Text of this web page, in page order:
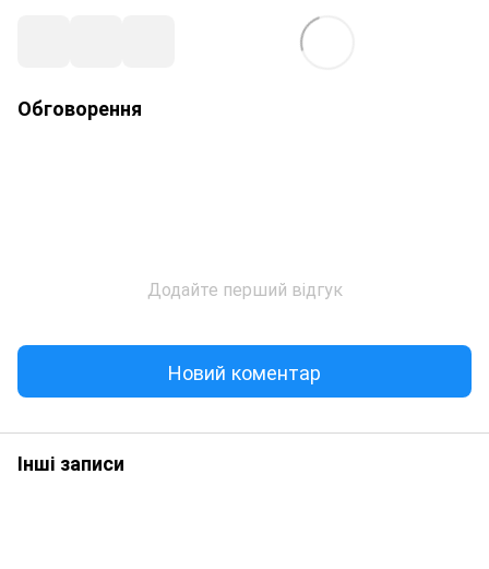
Обговорення
Додайте перший відгук
Новий коментар
Інші записи